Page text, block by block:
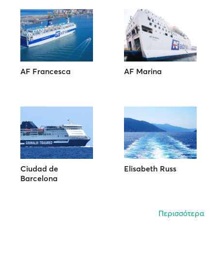
AF Francesca AF Marina
Ciudad de
Barcelona
Elisabeth Russ
Περισσότερα